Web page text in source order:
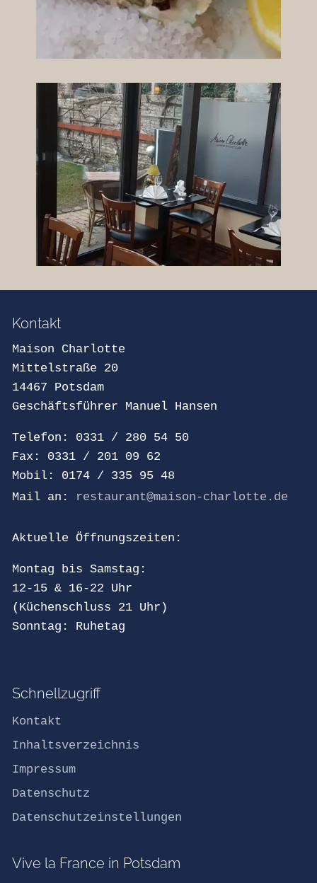
Kontakt
Maison Charlotte
Mittelstraße 20
14467 Potsdam
Geschäftsführer Manuel Hansen
Telefon: 0331 / 280 54 50
Fax: 0331 / 201 09 62
Mobil: 0174 / 335 95 48
Mail an:
r st r nt m s n-ch rl tt d
Aktuelle Öffnungszeiten:
Montag bis Samstag:
12-15 & 16-22 Uhr
(Küchenschluss 21 Uhr)
Sonntag: Ruhetag
Schnellzugriff
Kontakt
Inhaltsverzeichnis
Impressum
Datenschutz
Datenschutzeinstellungen
Vive la France in Potsdam